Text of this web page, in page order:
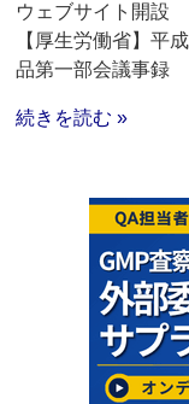
ウェブサイト開設
【厚生労働省】平
品第一部会議事録
続きを読む »